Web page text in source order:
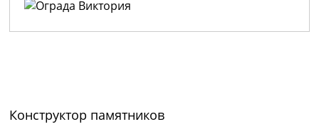
Конструктор памятников